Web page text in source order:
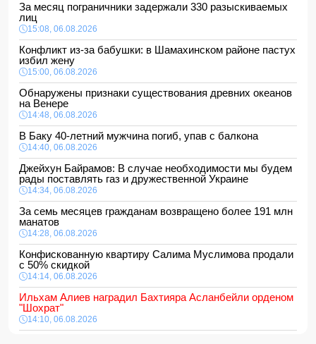
За месяц пограничники задержали 330 разыскиваемых
лиц
15:08, 06.08.2026
Конфликт из-за бабушки: в Шамахинском районе пастух
избил жену
15:00, 06.08.2026
Обнаружены признаки существования древних океанов
на Венере
14:48, 06.08.2026
В Баку 40-летний мужчина погиб, упав с балкона
14:40, 06.08.2026
Джейхун Байрамов: В случае необходимости мы будем
рады поставлять газ и дружественной Украине
14:34, 06.08.2026
За семь месяцев гражданам возвращено более 191 млн
манатов
14:28, 06.08.2026
Конфискованную квартиру Салима Муслимова продали
с 50% скидкой
14:14, 06.08.2026
Ильхам Алиев наградил Бахтияра Асланбейли орденом
"Шохрат"
14:10, 06.08.2026